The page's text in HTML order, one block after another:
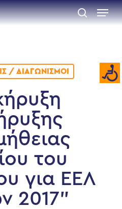
search
Menu
/ ΔΙΑΓΩΝΙΣΜΟΊ
του
για ΕΕΛ
2017”